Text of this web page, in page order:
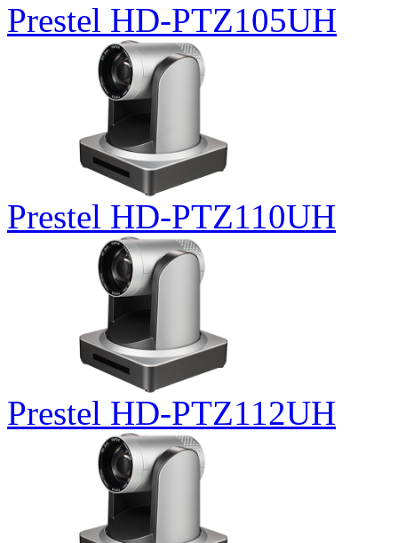
Prestel HD-PTZ105UH
Prestel HD-PTZ110UH
Prestel HD-PTZ112UH